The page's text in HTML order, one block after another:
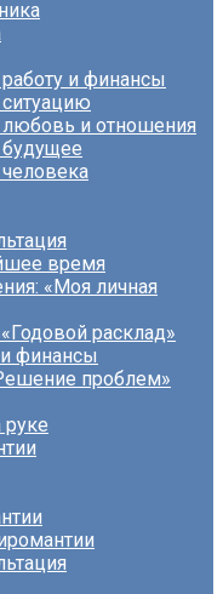
и финансы
и отношения
время
«Моя личная
расклад»
и финансы
проблем»